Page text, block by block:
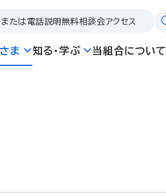
たは電話説明 無料相談会アクセス
ま 知る・学ぶ 当組合について